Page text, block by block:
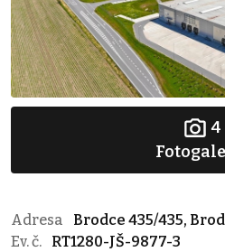
4
Adresa
Brodce 435/435,
Ev. č.
RT1280-JŠ-9877-3